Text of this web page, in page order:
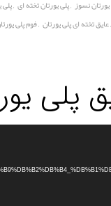
نسوز پلی یورتان تخته ای
,عایق تخته ای پلی یورتان ,فوم پلی
پلی